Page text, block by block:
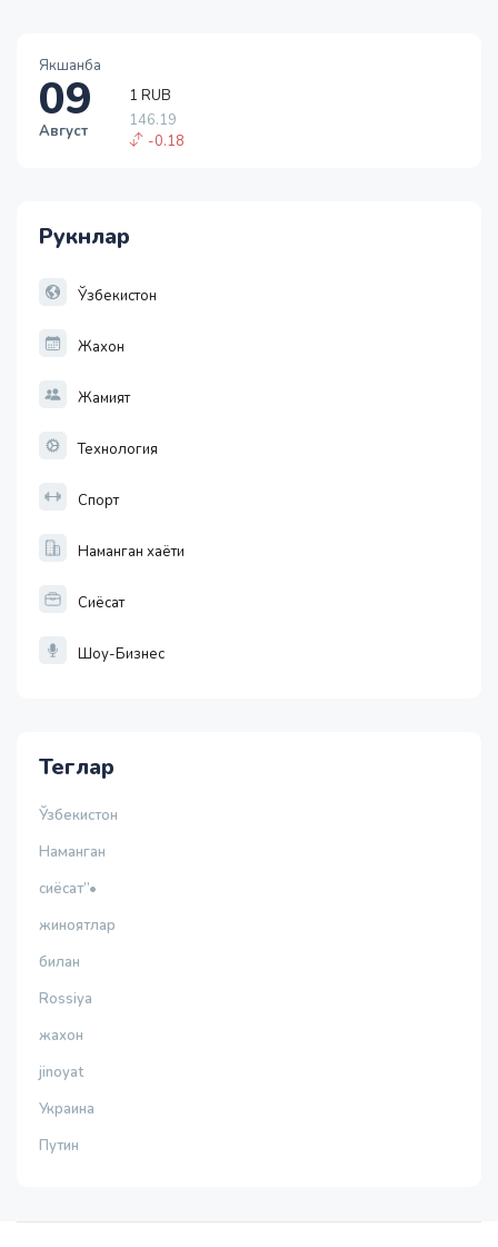
Якшанба
09
Август
1 RUB
146.19
-0.18
Рукнлар
Ўзбекистон
Жахон
Жамият
Технология
Спорт
Наманган хаёти
Сиёсат
Шоу-Бизнес
Теглар
Ўзбекистон
Наманган
сиёсат”•
жиноятлар
билан
Rossiya
жахон
jinoyat
Украина
Путин